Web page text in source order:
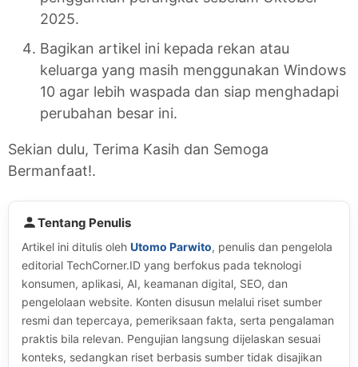
2025.
Bagikan artikel ini kepada rekan atau
keluarga yang masih menggunakan Windows
10 agar lebih waspada dan siap menghadapi
perubahan besar ini.
Sekian dulu, Terima Kasih dan Semoga
Bermanfaat!.
Tentang Penulis
Artikel ini ditulis oleh Utomo Parwito, penulis dan pengelola
editorial TechCorner.ID yang berfokus pada teknologi
konsumen, aplikasi, AI, keamanan digital, SEO, dan
pengelolaan website. Konten disusun melalui riset sumber
resmi dan tepercaya, pemeriksaan fakta, serta pengalaman
praktis bila relevan. Pengujian langsung dijelaskan sesuai
konteks, sedangkan riset berbasis sumber tidak disajikan